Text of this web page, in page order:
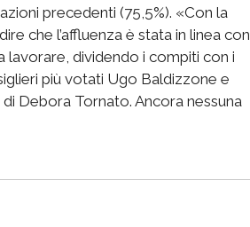
precedenti (75,5%). «Con la
che l’affluenza è stata in linea con
dividendo i compiti con i
più votati Ugo Baldizzone e
Debora Tornato. Ancora nessuna